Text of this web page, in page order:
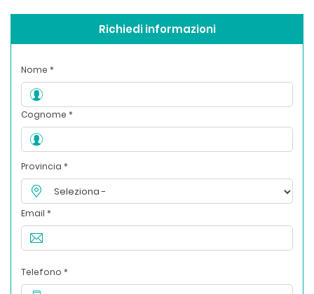
Richiedi informazioni
Nome *
Cognome *
Provincia *
Email *
Telefono *